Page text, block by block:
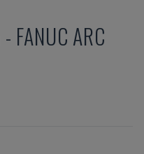
- FANUC ARC